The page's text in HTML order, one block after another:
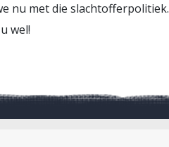
nu met die slachtofferpolitiek.
wel!